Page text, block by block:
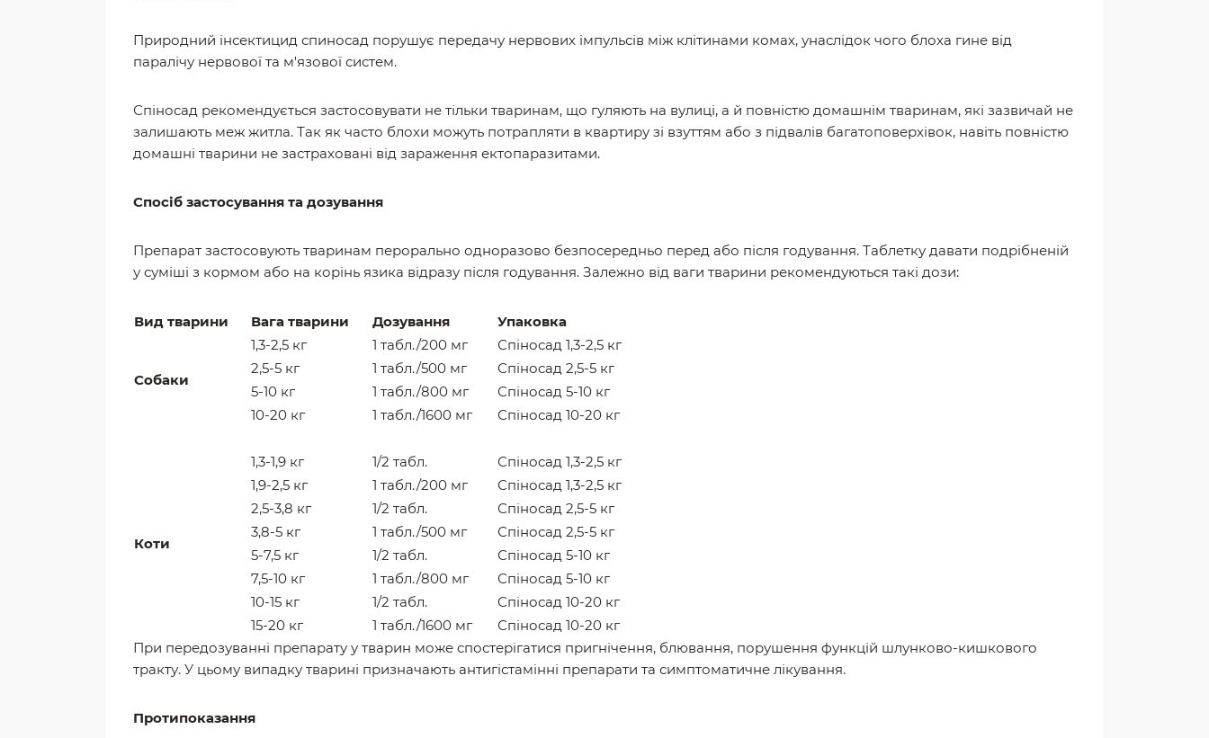
Природний інсектицид спиносад порушує передачу нервових імпульсів між клітинами комах, унаслідок чого блоха гине від
паралічу нервової та м'язової систем.
Спіносад рекомендується застосовувати не тільки тваринам, що гуляють на вулиці, а й повністю домашнім тваринам, які зазвичай не
залишають меж житла. Так як часто блохи можуть потрапляти в квартиру зі взуттям або з підвалів багатоповерхівок, навіть повністю
домашні тварини не застраховані від зараження ектопаразитами.
Спосіб застосування та дозування
Препарат застосовують тваринам перорально одноразово безпосередньо перед або після годування. Таблетку давати подрібненій
у суміші з кормом або на корінь язика відразу після годування. Залежно від ваги тварини рекомендуються такі дози:
Вид тварини Вага тварини Дозування Упаковка
Собаки
1,3-2,5 кг 1 табл./200 мг
Спіносад 1,3-2,5 кг
2,5-5 кг
1 табл./500 мг
Спіносад 2,5-5 кг
5-10 кг
1 табл./800 мг
Спіносад 5-10 кг
10-20 кг
1 табл./1600 мг Спіносад 10-20 кг
Коти
1,3-1,9 кг 1/2 табл.
Спіносад 1,3-2,5 кг
1,9-2,5 кг
1 табл./200 мг
Спіносад 1,3-2,5 кг
2,5-3,8 кг
1/2 табл.
Спіносад 2,5-5 кг
3,8-5 кг
1 табл./500 мг
Спіносад 2,5-5 кг
5-7,5 кг
1/2 табл.
Спіносад 5-10 кг
7,5-10 кг
1 табл./800 мг
Спіносад 5-10 кг
10-15 кг
1/2 табл.
Спіносад 10-20 кг
15-20 кг
1 табл./1600 мг
Спіносад 10-20 кг
При передозуванні препарату у тварин може спостерігатися пригнічення, блювання, порушення функцій шлунково-кишкового
тракту. У цьому випадку тварині призначають антигістамінні препарати та симптоматичне лікування.
Протипоказання